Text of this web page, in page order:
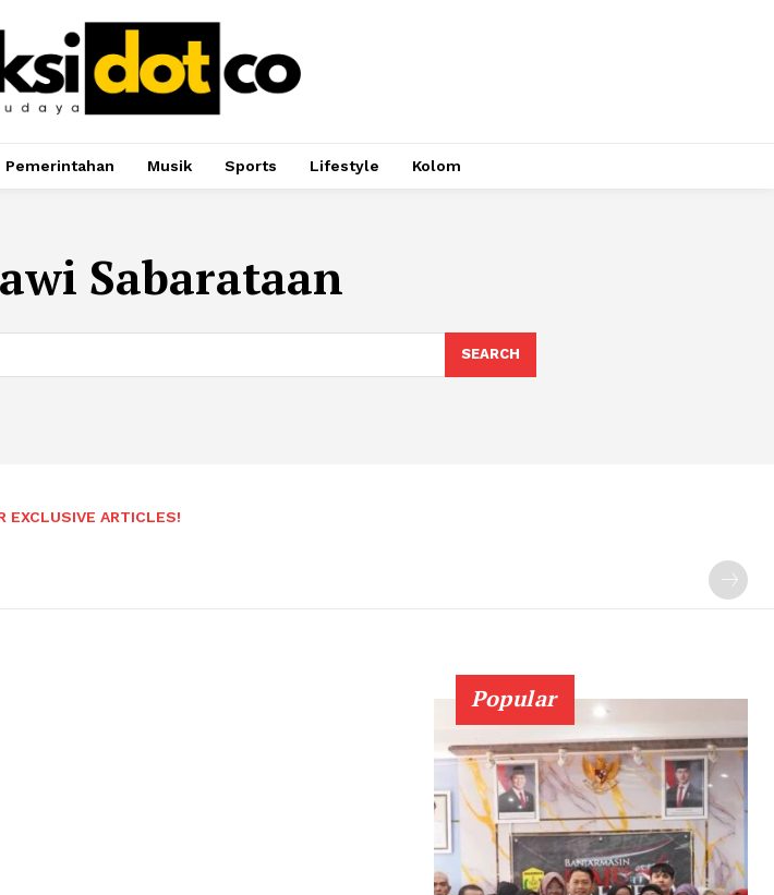
Pemerintahan Musik Sports Lifestyle Kolom
Sabarataan
SEARCH
EXCLUSIVE ARTICLES!
Popular